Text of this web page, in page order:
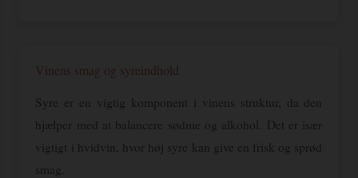
Vinens smag og syreindhold
Syre er en vigtig komponent i vinens struktur, da den
hjælper med at balancere sødme og alkohol. Det er især
vigtigt i hvidvin, hvor høj syre kan give en frisk og sprød
smag.